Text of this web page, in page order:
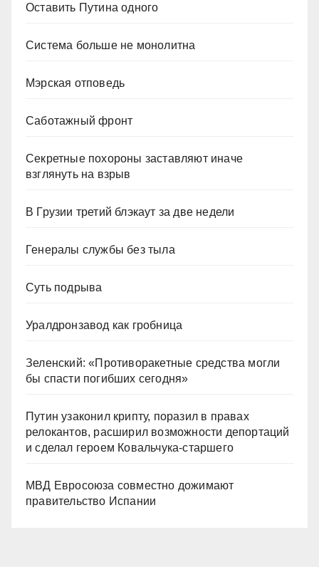
Оставить Путина одного
Система больше не монолитна
Мэрская отповедь
Саботажный фронт
Секретные похороны заставляют иначе
взглянуть на взрыв
В Грузии третий блэкаут за две недели
Генералы службы без тыла
Суть подрыва
Уралдронзавод как гробница
Зеленский: «Противоракетные средства могли
бы спасти погибших сегодня»
Путин узаконил крипту, поразил в правах
релокантов, расширил возможности депортаций
и сделал героем Ковальчука-старшего
МВД Евросоюза совместно дожимают
правительство Испании